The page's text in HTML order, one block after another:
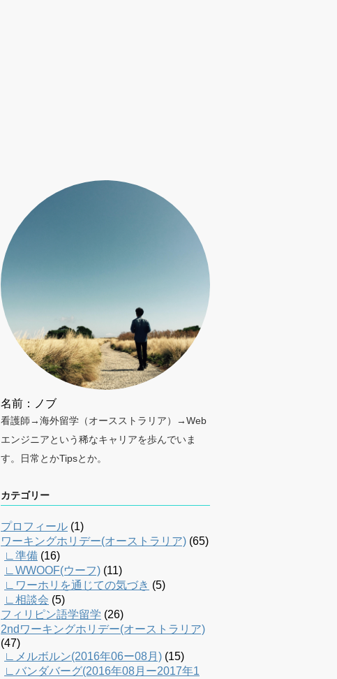
名前：ノブ
看護師→海外留学（オースストラリア）→Web
エンジニアという稀なキャリアを歩んでいま
す。日常とかTipsとか。
カテゴリー
プロフィール (1)
ワーキングホリデー(オーストラリア) (65)
∟準備 (16)
∟WWOOF(ウーフ) (11)
∟ワーホリを通じての気づき (5)
∟相談会 (5)
フィリピン語学留学 (26)
2ndワーキングホリデー(オーストラリア)
(47)
∟メルボルン(2016年06ー08月) (15)
∟バンダバーグ(2016年08月ー2017年1